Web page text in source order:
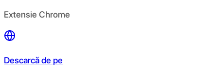
Extensie Chrome
Descarcă de pe